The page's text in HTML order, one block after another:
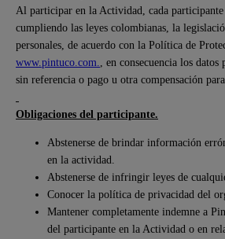
Al participar en la Actividad, cada participante
cumpliendo las leyes colombianas, la
personales, de acuerdo con la Política de
www.pintuco.com.
, en consecuencia los
sin referencia o pago u otra compensación
Obligaciones del participante.
Abstenerse de brindar información
en la actividad.
Abstenerse de infringir leyes de
Conocer la política de privacidad del
Mantener completamente indemne a
del participante en la Actividad o en